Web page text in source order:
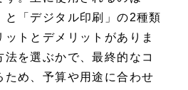
と「デジタル印刷」の2種類
トとデメリットがありま
を選ぶかで、最終的なコ
ため、予算や用途に合わせ